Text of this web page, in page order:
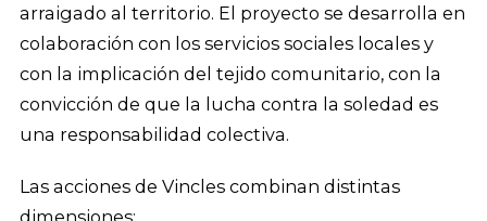
arraigado al territorio. El proyecto se desarrolla en
colaboración con los servicios sociales locales y
con la implicación del tejido comunitario, con la
convicción de que la lucha contra la soledad es
una responsabilidad colectiva.
Las acciones de Vincles combinan distintas
dimensiones: